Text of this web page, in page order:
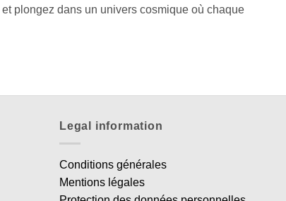
et plongez dans un univers cosmique où chaque
Legal information
Conditions générales
Mentions légales